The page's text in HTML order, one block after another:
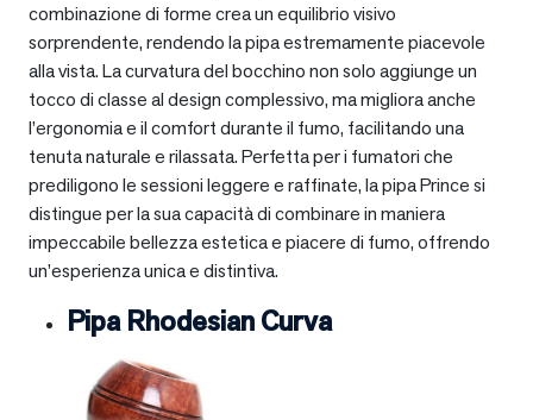
combinazione di forme crea un equilibrio visivo
sorprendente, rendendo la pipa estremamente piacevole
alla vista. La curvatura del bocchino non solo aggiunge un
tocco di classe al design complessivo, ma migliora anche
l’ergonomia e il comfort durante il fumo, facilitando una
tenuta naturale e rilassata. Perfetta per i fumatori che
prediligono le sessioni leggere e raffinate, la pipa Prince si
distingue per la sua capacità di combinare in maniera
impeccabile bellezza estetica e piacere di fumo, offrendo
un’esperienza unica e distintiva.
Pipa Rhodesian Curva